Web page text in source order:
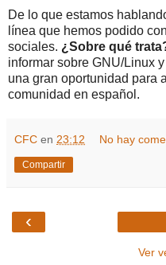
De lo que estamos
línea que hemos podido
sociales. ¿Sobre qué
informar sobre GNU/Linux
una gran oportunidad para
comunidad en español.
CFC en 23:12 No hay
Compartir
‹
Ver